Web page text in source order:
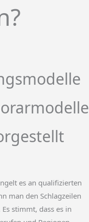
es an qualifizierten
man den Schlagzeilen
stimmt, dass es in